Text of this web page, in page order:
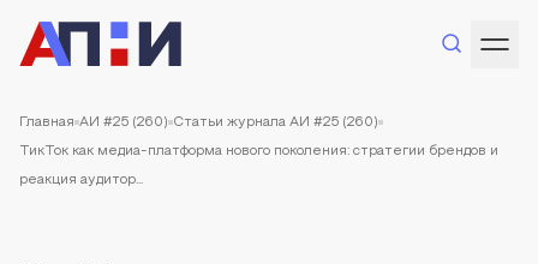
Главная АИ #25 (260) Статьи журнала АИ #25 (260)
ТикТок как медиа-платформа нового поколения: стратегии брендов и
реакция аудитор...